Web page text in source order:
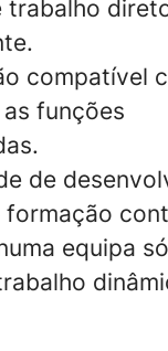
compatível
funções
de
equipa